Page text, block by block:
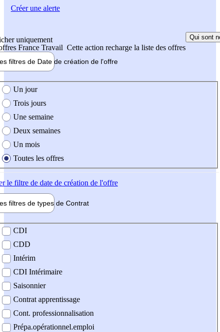
uniquement
France Travail Cette action recharge la liste des offres
Qui sont
filtres de Date de création de l'offre
création de l'offre
Un jour
Trois jours
Une semaine
Deux semaines
Un mois
Toutes les offres
le filtre de date de création de l'offre
filtres de types de Contrat
contrat
CDI
CDD
Intérim
CDI Intérimaire
Saisonnier
Contrat apprentissage
Cont. professionnalisation
Prépa.opérationnel.emploi
Créer une alerte